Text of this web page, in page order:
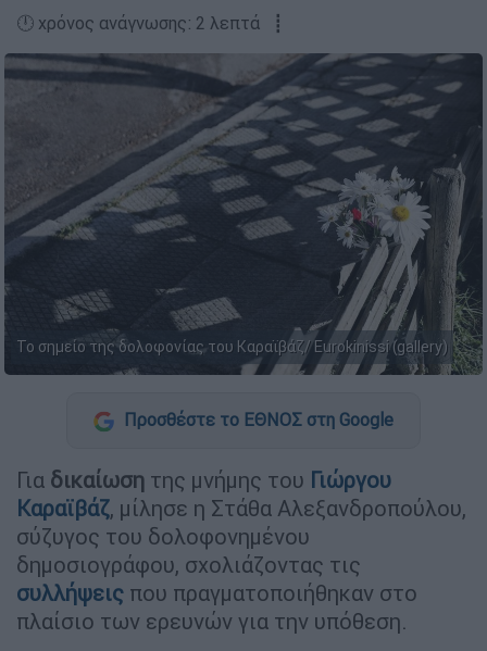
🕛 χρόνος ανάγνωσης: 2 λεπτά ┋
Το σημείο της δολοφονίας του Καραϊβάζ/ Eurokinissi (gallery)
Προσθέστε το ΕΘΝΟΣ στη Google
Για δικαίωση της μνήμης του Γιώργου
Καραϊβάζ, μίλησε η Στάθα Αλεξανδροπούλου,
σύζυγος του δολοφονημένου
δημοσιογράφου, σχολιάζοντας τις
συλλήψεις που πραγματοποιήθηκαν στο
πλαίσιο των ερευνών για την υπόθεση.